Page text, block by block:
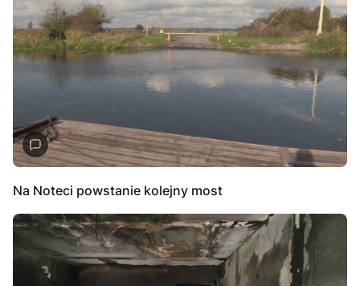
Na Noteci powstanie kolejny most